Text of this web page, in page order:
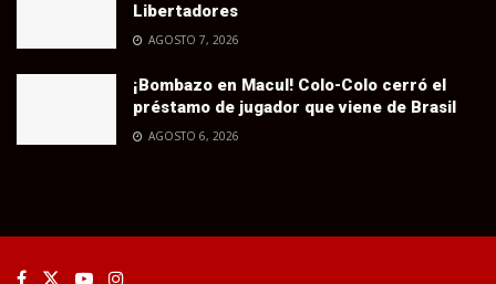
Libertadores
AGOSTO 7, 2026
¡Bombazo en Macul! Colo-Colo cerró el
préstamo de jugador que viene de Brasil
AGOSTO 6, 2026